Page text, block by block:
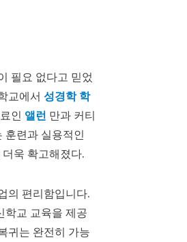
필요 없다고 믿었
교에서 성경학 학
인 앨런 만과 커티
훈련과 실용적인
욱 확고해졌다.
의 편리함입니다.
학교 교육을 제공
귀는 완전히 가능